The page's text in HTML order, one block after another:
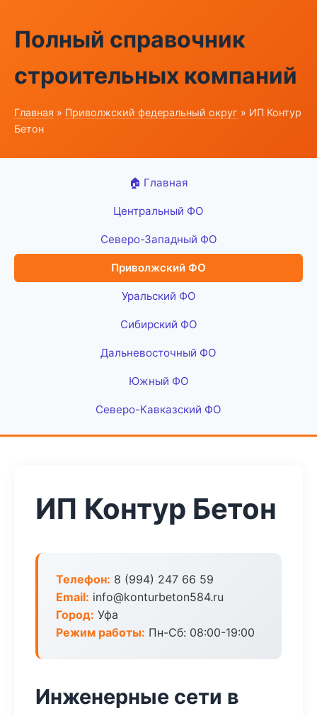
Полный справочник
строительных компаний
Главная » Приволжский федеральный округ » ИП Контур
Бетон
🏠 Главная
Центральный ФО
Северо-Западный ФО
Приволжский ФО
Уральский ФО
Сибирский ФО
Дальневосточный ФО
Южный ФО
Северо-Кавказский ФО
ИП Контур Бетон
Телефон: 8 (994) 247 66 59
Email: info@konturbeton584.ru
Город: Уфа
Режим работы: Пн-Сб: 08:00-19:00
Инженерные сети в